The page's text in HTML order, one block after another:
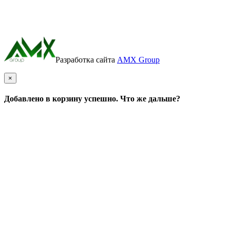
Разработка сайта AMX Group
×
Добавлено в корзину успешно. Что же дальше?